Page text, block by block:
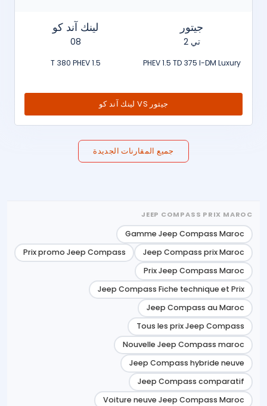
جيتور
تي 2
PHEV 1.5 TD 375 I-DM Luxury
لينك آند كو
08
1.5 T 380 PHEV
جيتور VS لينك آند كو
جميع المقارنات الجديدة
JEEP COMPASS PRIX MAROC
Gamme Jeep Compass Maroc
Jeep Compass prix Maroc
Prix promo Jeep Compass
Prix Jeep Compass Maroc
Jeep Compass Fiche technique et Prix
Jeep Compass au Maroc
Tous les prix Jeep Compass
Nouvelle Jeep Compass maroc
Jeep Compass hybride neuve
Jeep Compass comparatif
Voiture neuve Jeep Compass Maroc